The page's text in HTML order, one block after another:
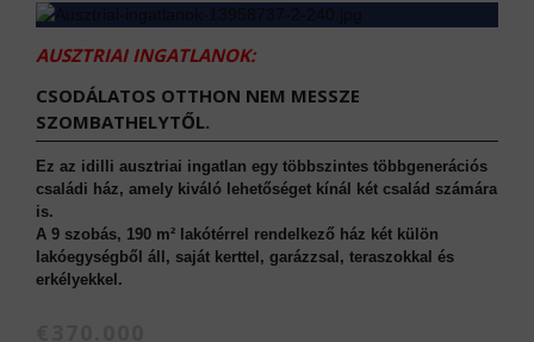
AUSZTRIAI INGATLANOK:
CSODÁLATOS OTTHON NEM MESSZE
SZOMBATHELYTŐL.
Ez az idilli ausztriai ingatlan egy többszintes többgenerációs
családi ház, amely kiváló lehetőséget kínál két család számára
is.
A 9 szobás, 190 m² lakótérrel rendelkező ház két külön
lakóegységből áll, saját kerttel, garázzsal, teraszokkal és
erkélyekkel.